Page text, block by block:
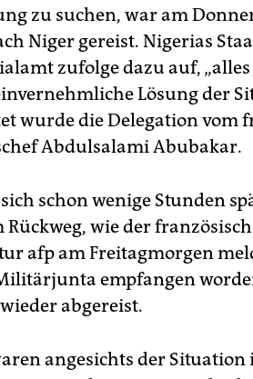
zu suchen, war am
Niger gereist. Nigerias
zufolge dazu auf,
Lösung der
wurde die Delegation vom
Abdulsalami Abubakar.
schon wenige Stunden
wie der
afp am Freitagmorgen
empfangen
abgereist.
angesichts der